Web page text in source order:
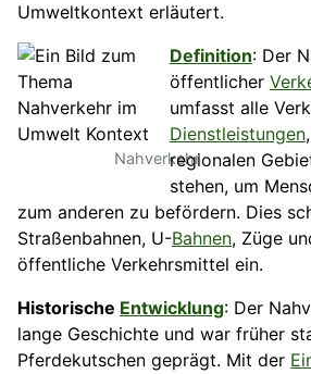
Umweltkontext erläutert.
Nahverkehr
Definition: Der
öffentlicher
umfasst alle
Dienstleistungen
regionalen
stehen, um
zum anderen zu befördern. Dies
Straßenbahnen, U-Bahnen, Züge
öffentliche Verkehrsmittel ein.
Historische Entwicklung: Der
lange Geschichte und war früher
Pferdekutschen geprägt. Mit der